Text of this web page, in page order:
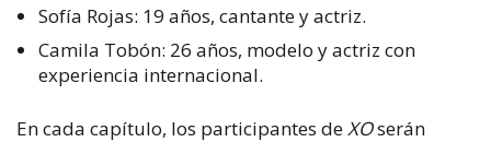
Sofía Rojas: 19 años, cantante y actriz.
Camila Tobón: 26 años, modelo y actriz con
experiencia internacional.
En cada capítulo, los participantes de XOserán